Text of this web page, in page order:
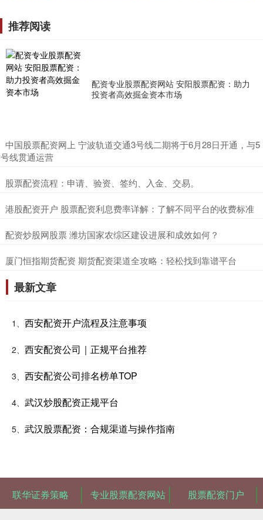
推荐阅读
配资专业股票配资网站 安阳股票配资：助力
投资者高效掘金资本市场
​中国股票配资网上 宁波轨道交通3号线二期将于6月28日开通，与5
号线贯通运营
​股票配资流程：申请、验资、签约、入金、交易。
​港股配资开户 股票配资利息费率详解：了解不同平台的收费标准
​配资炒股网股票 潍坊国家农综区建设进展和成效如何？
​厦门恒指期货配资 期货配资渠道全攻略：轻松找到靠谱平台
最新文章
1、 西安配资开户流程及注意事项
2、 西安配资公司｜正规平台推荐
3、 西安配资公司排名榜单TOP
4、 武汉炒股配资正规平台
5、 武汉股票配资：合规渠道与操作指南
联华证券策略 专业股票配资网站 股票配资门户